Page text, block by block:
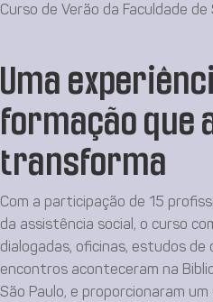
Curso de Verão da Faculdade de
Uma
formação que
transforma
Com a participação de 15
da assistência social, o curso
dialogadas, oficinas, estudos de
encontros aconteceram na
São Paulo, e proporcionaram